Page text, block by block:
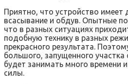
Приятно, что устройство
всасывание и обдув. Опытные
что в разных ситуациях
подобную технику в разных
прекрасного результата.
большого, запущенного участка
будет занимать много времени
силы.